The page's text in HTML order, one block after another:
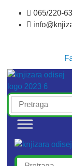
sadržaj
065/220-